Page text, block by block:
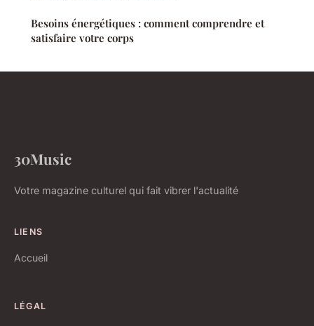
Besoins énergétiques : comment comprendre et
satisfaire votre corps
30Music
Votre magazine culturel qui fait vibrer l'actualité
LIENS
Accueil
LÉGAL